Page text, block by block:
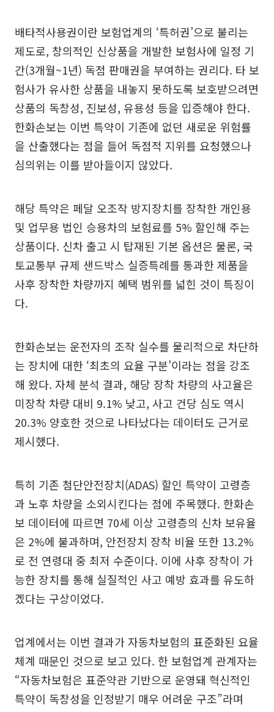
배타적사용권이란 보험업계의 ‘특허권’으로 불리는
제도로, 창의적인 신상품을 개발한 보험사에 일정 기
간(3개월~1년) 독점 판매권을 부여하는 권리다. 타 보
험사가 유사한 상품을 내놓지 못하도록 보호받으려면
상품의 독창성, 진보성, 유용성 등을 입증해야 한다.
한화손보는 이번 특약이 기존에 없던 새로운 위험률
을 산출했다는 점을 들어 독점적 지위를 요청했으나
심의위는 이를 받아들이지 않았다.
해당 특약은 페달 오조작 방지장치를 장착한 개인용
및 업무용 법인 승용차의 보험료를 5% 할인해 주는
상품이다. 신차 출고 시 탑재된 기본 옵션은 물론, 국
토교통부 규제 샌드박스 실증특례를 통과한 제품을
사후 장착한 차량까지 혜택 범위를 넓힌 것이 특징이
다.
한화손보는 운전자의 조작 실수를 물리적으로 차단하
는 장치에 대한 ‘최초의 요율 구분’이라는 점을 강조
해 왔다. 자체 분석 결과, 해당 장착 차량의 사고율은
미장착 차량 대비 9.1% 낮고, 사고 건당 심도 역시
20.3% 양호한 것으로 나타났다는 데이터도 근거로
제시했다.
특히 기존 첨단안전장치(ADAS) 할인 특약이 고령층
과 노후 차량을 소외시킨다는 점에 주목했다. 한화손
보 데이터에 따르면 70세 이상 고령층의 신차 보유율
은 2%에 불과하며, 안전장치 장착 비율 또한 13.2%
로 전 연령대 중 최저 수준이다. 이에 사후 장착이 가
능한 장치를 통해 실질적인 사고 예방 효과를 유도하
겠다는 구상이었다.
업계에서는 이번 결과가 자동차보험의 표준화된 요율
체계 때문인 것으로 보고 있다. 한 보험업계 관계자는
“자동차보험은 표준약관 기반으로 운영돼 혁신적인
특약이 독창성을 인정받기 매우 어려운 구조”라며